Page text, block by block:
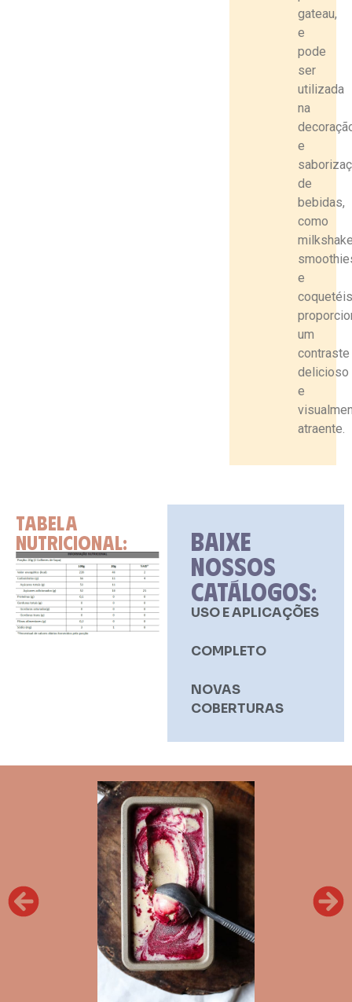
gateau,
e
pode
ser
utilizada
na
e
de
bebidas,
como
e
um
contraste
delicioso
e
atraente.
BAIXE
NOSSOS
CATÁLOGOS:
USO E APLICAÇÕES
COMPLETO
NOVAS
COBERTURAS
TABELA
NUTRICIONAL: